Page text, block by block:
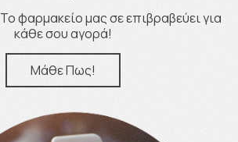
Το φαρμακείο μας σε επιβραβεύει για
κάθε σου αγορά!
Μάθε Πως!